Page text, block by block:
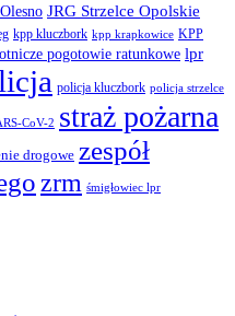
JRG Strzelce Opolskie
kpp kluczbork kpp krapkowice KPP
pogotowie ratunkowe lpr
policja kluczbork policja strzelce
CoV-2 straż pożarna
drogowe zespół
zrm śmigłowiec lpr